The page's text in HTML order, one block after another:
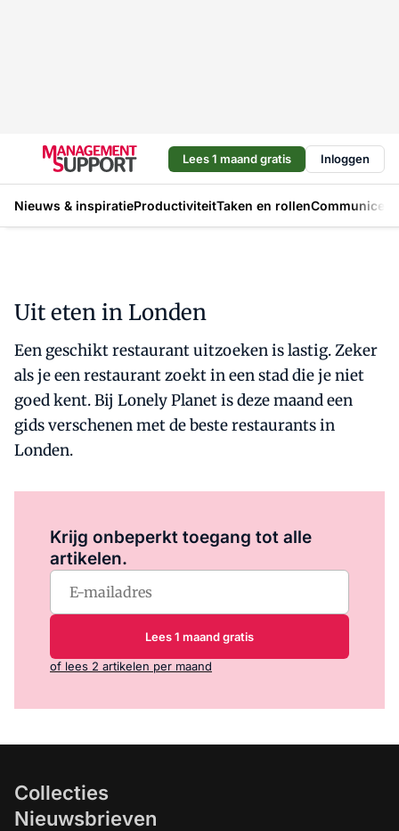
Lees 1 maand gratis Inloggen
Nieuws & inspiratieProductiviteitTaken en rollen
Uit eten in Londen
Een geschikt restaurant uitzoeken is lastig. Zeker
als je een restaurant zoekt in een stad die je niet
goed kent. Bij Lonely Planet is deze maand een
gids verschenen met de beste restaurants in
Londen.
Krijg onbeperkt toegang tot alle
artikelen.
Lees 1 maand gratis
of lees 2 artikelen per maand
Collecties
Nieuwsbrieven